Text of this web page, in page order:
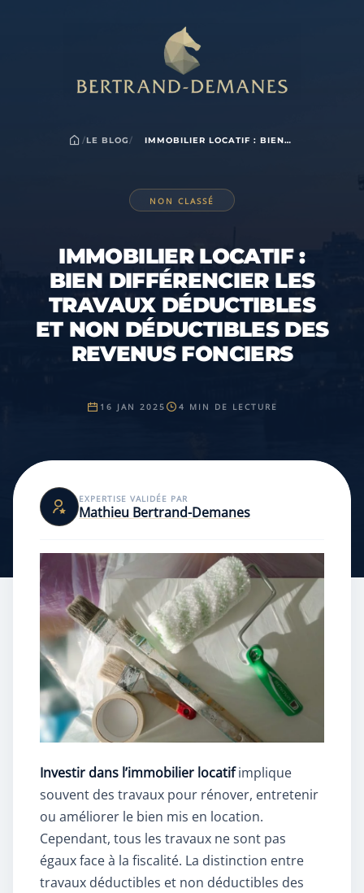
/LE BLOG /
IMMOBILIER LOCATIF : BIEN
FONCIERS
NON CLASSÉ
IMMOBILIER LOCATIF :
BIEN DIFFÉRENCIER LES
TRAVAUX DÉDUCTIBLES
ET NON DÉDUCTIBLES DES
REVENUS FONCIERS
16 JAN 2025 4 MIN DE LECTURE
EXPERTISE VALIDÉE PAR
Mathieu Bertrand-Demanes
Investir dans l’immobilier locatifimplique
souvent des travaux pour rénover, entretenir
ou améliorer le bien mis en location.
Cependant, tous les travaux ne sont pas
égaux face à la fiscalité. La distinction entre
travaux déductibles et non déductibles des